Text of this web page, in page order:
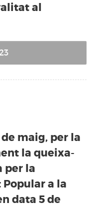
al
de maig, per la
la queixa-
per la
a la
data 5 de